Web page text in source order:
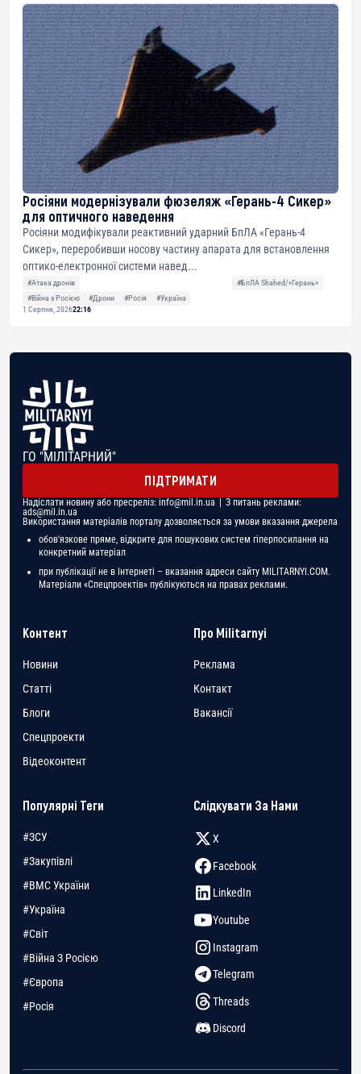
Росіяни модернізували фюзеляж «Герань-4 Сикер»
для оптичного наведення
Росіяни модифікували реактивний ударний БпЛА «Герань-4
Сикер», переробивши носову частину апарата для встановлення
оптико-електронної системи навед...
#Атака дронів
#БпЛА Shahed/«Герань»
#Війна з Росією
#Дрони #Росія
#Україна
1 Серпня, 202622:16
ГО "МІЛІТАРНИЙ"
ПІДТРИМАТИ
Надіслати новину або пресреліз: info@mil.in.ua | З питань реклами:
ads@mil.in.ua
Використання матеріалів порталу дозволяється за умови вказання джерела
обов'язкове пряме, відкрите для пошукових систем гіперпосилання на
конкретний матеріал
при публікації не в Інтернеті – вказання адреси сайту MILITARNYI.COM.
Матеріали «Спецпроектів» публікуються на правах реклами.
Контент
Новини
Статті
Блоги
Спецпроекти
Відеоконтент
Про Militarnyi
Реклама
Контакт
Вакансії
Популярні Теги
#ЗСУ
#Закупівлі
#ВМС України
#Україна
#Світ
#Війна З Росією
#Європа
#Росія
Слідкувати За Нами
X
Facebook
LinkedIn
Youtube
Instagram
Telegram
Threads
Discord